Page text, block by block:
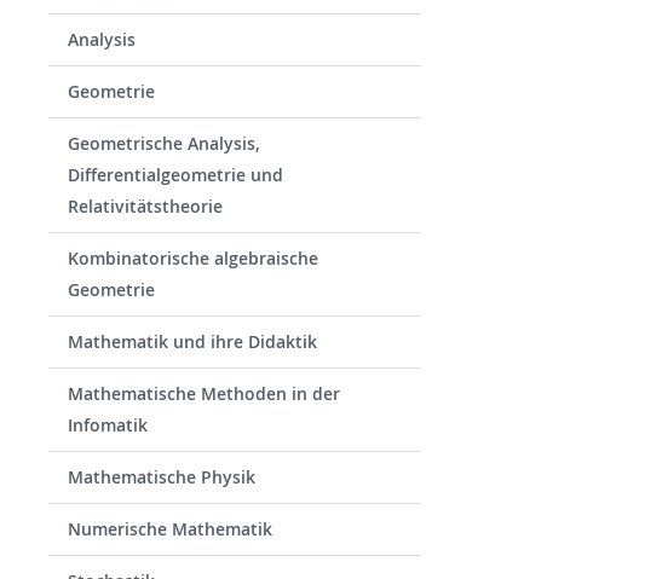
Analysis
Geometrie
Geometrische Analysis,
Differentialgeometrie und
Relativitätstheorie
Kombinatorische algebraische
Geometrie
Mathematik und ihre Didaktik
Mathematische Methoden in der
Infomatik
Mathematische Physik
Numerische Mathematik